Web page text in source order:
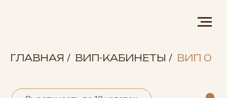
ГЛАВНАЯ / ВИП-КАБИНЕТЫ / ВИП 0